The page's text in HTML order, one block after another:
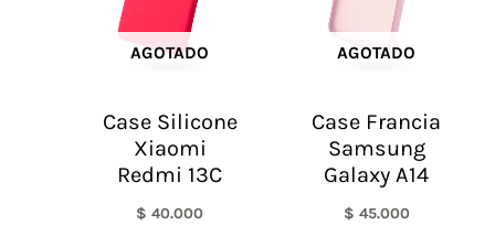
AGOTADO
Case Silicone
Xiaomi
Redmi 13C
$ 40.000
AGOTADO
Case Francia
Samsung
Galaxy A14
$ 45.000